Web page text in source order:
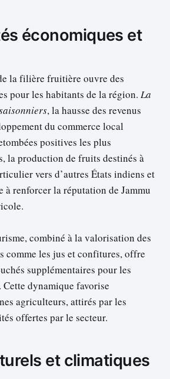
économiques et
la filière fruitière ouvre des
pour les habitants de la région. La
, la hausse des revenus
du commerce local
positives les plus
la production de fruits destinés à
vers d’autres États indiens et
à renforcer la réputation de Jammu
combiné à la valorisation des
comme les jus et confitures, offre
supplémentaires pour les
dynamique favorise
agriculteurs, attirés par les
offertes par le secteur.
et climatiques